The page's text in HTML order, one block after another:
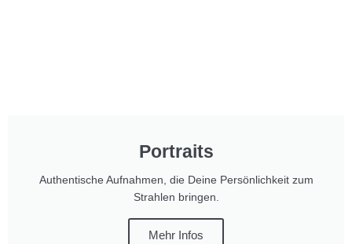
Portraits
Authentische Aufnahmen, die Deine Persönlichkeit zum
Strahlen bringen.
Mehr Infos